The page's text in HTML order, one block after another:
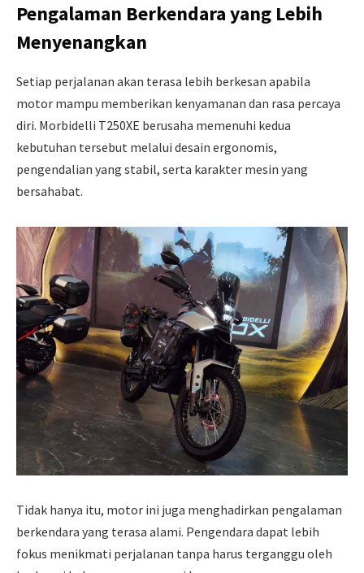
Pengalaman Berkendara yang Lebih
Menyenangkan
Setiap perjalanan akan terasa lebih berkesan apabila
motor mampu memberikan kenyamanan dan rasa percaya
diri. Morbidelli T250XE berusaha memenuhi kedua
kebutuhan tersebut melalui desain ergonomis,
pengendalian yang stabil, serta karakter mesin yang
bersahabat.
Tidak hanya itu, motor ini juga menghadirkan pengalaman
berkendara yang terasa alami. Pengendara dapat lebih
fokus menikmati perjalanan tanpa harus terganggu oleh